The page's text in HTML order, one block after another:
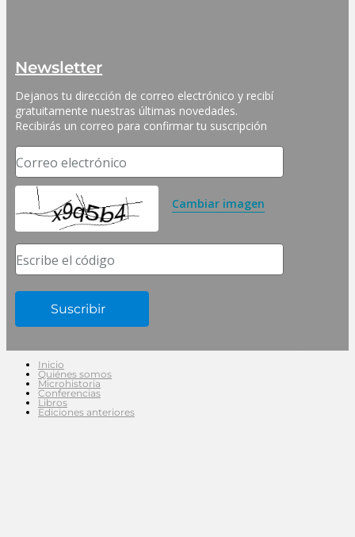
Newsletter
Dejanos tu dirección de correo electrónico y recibí
gratuitamente nuestras últimas novedades.
Recibirás un correo para confirmar tu suscripción
Correo electrónico
Cambiar imagen
Escribe el código
Inicio
Quiénes somos
Microhistoria
Conferencias
Libros
Ediciones anteriores